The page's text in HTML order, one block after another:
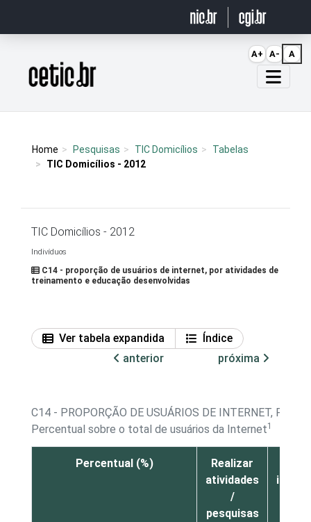
Página inicial
Home Pesquisas TIC Domicílios
Tabelas
TIC Domicílios - 2012
TIC Domicílios - 2012
Indivíduos
C14 - proporção de usuários de internet, por atividades de
treinamento e educação desenvolvidas
Ver tabela expandida
Índice
anterior
próxima
C14 - PROPORÇÃO DE USUÁRIOS DE INTERNET, POR
Percentual sobre o total de usuários da Internet1
Percentual (%)
Realizar
atividades
/
pesquisas
A+ A- A